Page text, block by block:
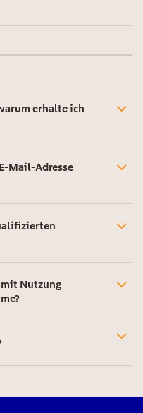
erhalte ich
Mail-Adresse
Nutzung